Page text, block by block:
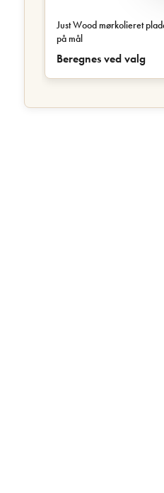
Just Wood mørkolieret
på mål
Beregnes ved valg